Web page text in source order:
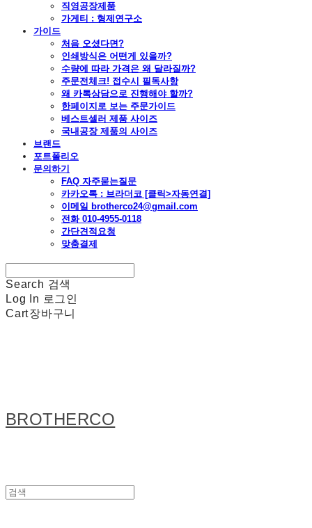
직영공장제품
가게티 : 형제연구소
가이드
처음 오셨다면?
인쇄방식은 어떤게 있을까?
수량에 따라 가격은 왜 달라질까?
주문전체크! 접수시 필독사항
왜 카톡상담으로 진행해야 할까?
한페이지로 보는 주문가이드
베스트셀러 제품 사이즈
국내공장 제품의 사이즈
브랜드
포트폴리오
문의하기
FAQ 자주묻는질문
카카오톡 : 브라더코 [클릭>자동연결]
이메일 brotherco24@gmail.com
전화 010-4955-0118
간단견적요청
맞춤결제
Search 검색
Log In 로그인
Cart장바구니
BROTHERCO